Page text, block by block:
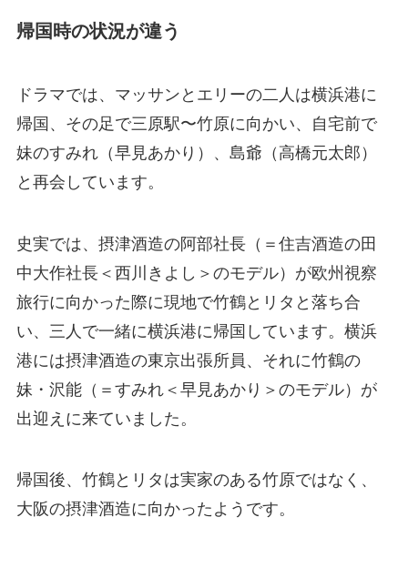
帰国時の状況が違う
ドラマでは、マッサンとエリーの二人は横浜港に
帰国、その足で三原駅〜竹原に向かい、自宅前で
妹のすみれ（早見あかり）、島爺（高橋元太郎）
と再会しています。
史実では、摂津酒造の阿部社長（＝住吉酒造の田
中大作社長＜西川きよし＞のモデル）が欧州視察
旅行に向かった際に現地で竹鶴とリタと落ち合
い、三人で一緒に横浜港に帰国しています。横浜
港には摂津酒造の東京出張所員、それに竹鶴の
妹・沢能（＝すみれ＜早見あかり＞のモデル）が
出迎えに来ていました。
帰国後、竹鶴とリタは実家のある竹原ではなく、
大阪の摂津酒造に向かったようです。